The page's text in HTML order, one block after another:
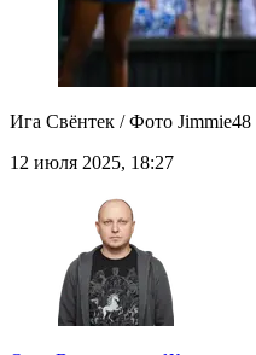
Ига Свёнтек / Фото Jimmie48
12 июля 2025, 18:27